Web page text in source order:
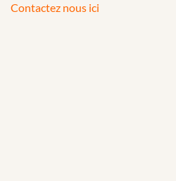
Contactez nous ici